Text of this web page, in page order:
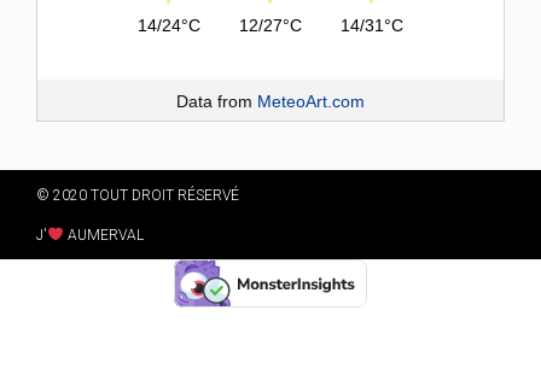
14/24°C 12/27°C 14/31°C
Data from MeteoArt.com
© 2020 TOUT DROIT RÉSERVÉ
J' AUMERVAL